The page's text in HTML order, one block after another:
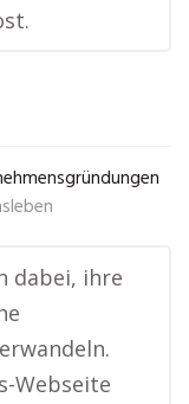
dabei, ihre
Webseite